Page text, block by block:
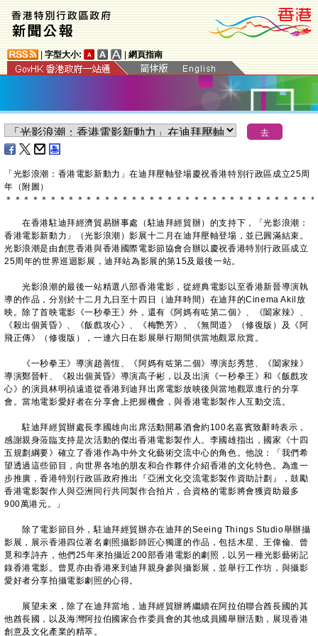
字型大小: 網頁指南
「光影浪潮：香港電影新動力」在迪拜壓軸登場慶祝香港特別行政區成立25周
年（附圖）
＊ ＊ ＊ ＊ ＊ ＊ ＊ ＊ ＊ ＊ ＊ ＊ ＊ ＊ ＊ ＊ ＊ ＊ ＊ ＊ ＊ ＊ ＊ ＊ ＊ ＊ ＊ ＊ ＊ ＊ ＊ ＊ ＊ ＊ ＊
在香港駐迪拜經濟貿易辦事處（駐迪拜經貿辦）的支持下，「光影浪潮：
香港電影新動力」（光影浪潮）影展十二月在迪拜壓軸登場，並已圓滿結束。
光影浪潮是由創意香港與香港國際電影節協會合辦以慶祝香港特別行政區成立
25周年的世界巡迴影展，迪拜站為影展的第15及最後一站。
光影浪潮的最後一站精選八部香港電影，從經典電影以至香港新晉導演執
導的作品，分別於十二月九日至十四日（迪拜時間）在迪拜的Cinema Akil放
映。除了首映電影《一秒拳王》外，還有《阿媽有咗第二個》、《闔家辣》、
《殺出個黃昏》、《飯戲攻心》、《梅艷芳》、《無間道》（修復版）及《阿
飛正傳》（修復版），一連六日在影展舉行期間供當地觀眾欣賞。
《一秒拳王》導演趙善恆、《阿媽有咗第二個》導演彭秀慧、《闔家辣》
導演鄭晉軒、《殺出個黃昏》導演高子彬，以及出演《一秒拳王》和《飯戲攻
心》的演員林明禎遠道從香港到迪拜出席電影放映後與當地觀眾進行的分享
會。當地電影愛好者在分享會上把握機會，與香港電影製作人互動交流。
駐迪拜經貿辦處長李國雄向出席活動開幕酒會約100名嘉賓致辭時表示，
感謝親身蒞臨支持是次活動的傑出香港電影製作人。李國雄指出，國家《十四
五規劃綱要》確立了香港作為中外文化藝術交流中心的角色。他說：「我們希
望透過這些節目，向世界各地的朋友和合作夥伴介紹香港的文化特色。為進一
步推廣，香港特別行政區政府推出『亞洲文化交流電影製作資助計劃』，鼓勵
香港電影製作人與亞洲同行共同製作合拍片，合資格的電影將會獲資助最多
900萬港元。」
除了電影節目外，駐迪拜經貿辦亦在迪拜的Seeing Things Studio舉辦攝
影展，展示香港四位著名劇照攝影師匠心獨運的作品，包括木星、王偉倫、曾
覓和李詩卉，他們25年來拍攝近200部香港電影的劇照，以另一種光影藝術記
錄香港電影。曾覓亦由香港來到迪拜親身參與攝影展，並舉行工作坊，與攝影
愛好者分享拍攝電影劇照的心得。
展望未來，除了在迪拜當地，迪拜經貿辦將繼續在阿拉伯聯合酋長國的其
他酋長國，以及海灣阿拉伯國家合作委員會的其他成員國舉辦活動，展現香港
創意及文化產業的精萃。